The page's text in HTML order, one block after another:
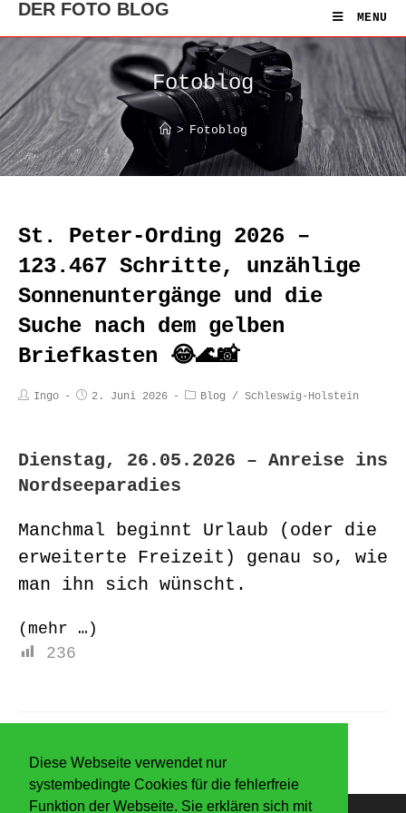
Diese Webseite verwendet nur
systembedingte Cookies für die fehlerfreie
Funktion der Webseite. Sie erklären sich mit
DER FOTO BLOG MENU
Fotoblog
> Fotoblog
St. Peter-Ording 2026 –
123.467 Schritte, unzählige
Sonnenuntergänge und die
Suche nach dem gelben
Briefkasten 😂🌊📸
Ingo 2. Juni 2026 Blog / Schleswig-Holstein
Dienstag, 26.05.2026 – Anreise ins
Nordseeparadies
Manchmal beginnt Urlaub (oder die
erweiterte Freizeit) genau so, wie
man ihn sich wünscht.
(mehr …)
236